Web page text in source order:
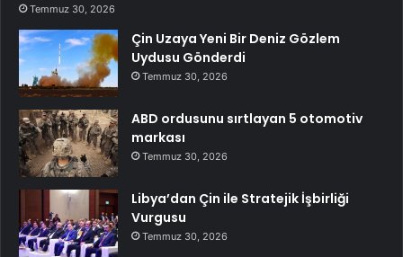
Temmuz 30, 2026
Çin Uzaya Yeni Bir Deniz Gözlem
Uydusu Gönderdi
Temmuz 30, 2026
ABD ordusunu sırtlayan 5 otomotiv
markası
Temmuz 30, 2026
Libya’dan Çin ile Stratejik İşbirliği
Vurgusu
Temmuz 30, 2026